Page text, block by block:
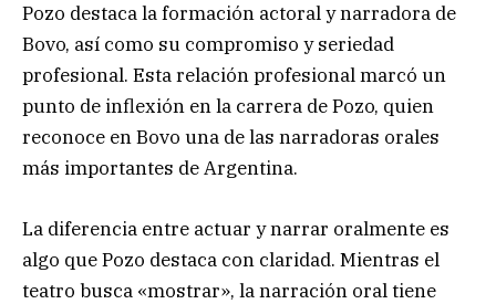
Pozo destaca la formación actoral y narradora de
Bovo, así como su compromiso y seriedad
profesional. Esta relación profesional marcó un
punto de inflexión en la carrera de Pozo, quien
reconoce en Bovo una de las narradoras orales
más importantes de Argentina.
La diferencia entre actuar y narrar oralmente es
algo que Pozo destaca con claridad. Mientras el
teatro busca «mostrar», la narración oral tiene